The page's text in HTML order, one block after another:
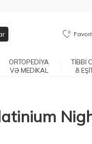
0
ORTOPEDİYA
VƏ MEDİKAL
TİBBİ
&